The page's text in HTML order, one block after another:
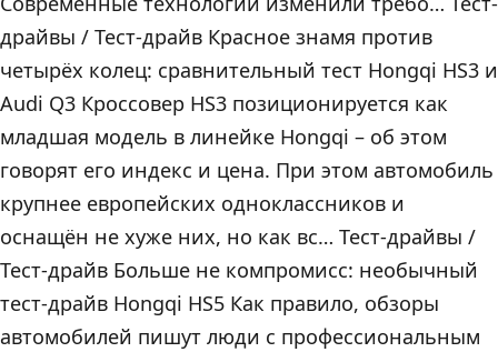
драйвы / Тест-драйв Красное знамя против
четырёх колец: сравнительный тест Hongqi HS3 и
Audi Q3 Кроссовер HS3 позиционируется как
младшая модель в линейке Hongqi – об этом
говорят его индекс и цена. При этом автомобиль
крупнее европейских одноклассников и
оснащён не хуже них, но как вс… Тест-драйвы /
Тест-драйв Больше не компромисс: необычный
тест-драйв Hongqi HS5 Как правило, обзоры
автомобилей пишут люди с профессиональным